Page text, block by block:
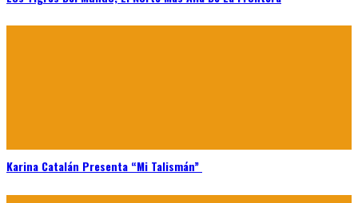
Karina Catalán Presenta “Mi Talismán”